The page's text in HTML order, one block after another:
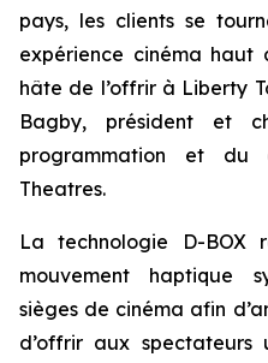
pays, les clients se
expérience cinéma haut
hâte de l’offrir à Liberty
Bagby, président et
programmation et du
Theatres.
La technologie D-BOX
mouvement haptique
sièges de cinéma afin
d’offrir aux spectateurs